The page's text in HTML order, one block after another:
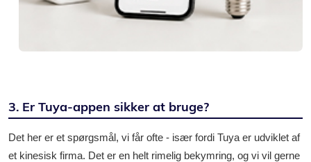
3. Er Tuya-appen sikker at bruge?
Det her er et spørgsmål, vi får ofte - især fordi Tuya er udviklet af
et kinesisk firma. Det er en helt rimelig bekymring, og vi vil gerne